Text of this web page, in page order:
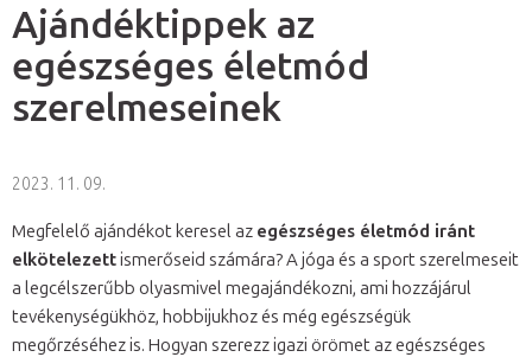
Ajándéktippek az
egészséges életmód
szerelmeseinek
2023. 11. 09.
Megfelelő ajándékot keresel az egészséges életmód iránt
elkötelezettismerőseid számára? A jóga és a sport szerelmeseit
a legcélszerűbb olyasmivel megajándékozni, ami hozzájárul
tevékenységükhöz, hobbijukhoz és még egészségük
megőrzéséhez is. Hogyan szerezz igazi örömet az egészséges